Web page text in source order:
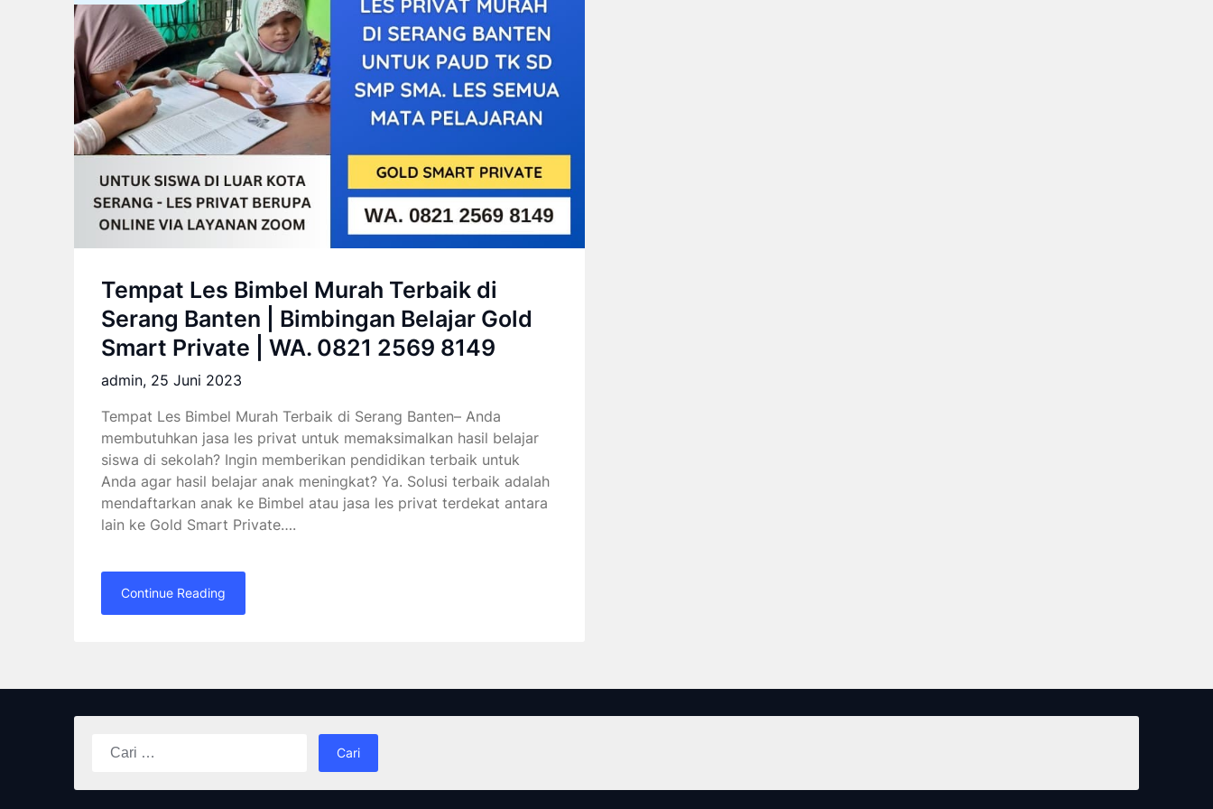
Tempat Les Bimbel Murah Terbaik di
Serang Banten | Bimbingan Belajar Gold
Smart Private | WA. 0821 2569 8149
admin, 25 Juni 2023
Tempat Les Bimbel Murah Terbaik di Serang Banten– Anda
membutuhkan jasa les privat untuk memaksimalkan hasil belajar
siswa di sekolah? Ingin memberikan pendidikan terbaik untuk
Anda agar hasil belajar anak meningkat? Ya. Solusi terbaik adalah
mendaftarkan anak ke Bimbel atau jasa les privat terdekat antara
lain ke Gold Smart Private….
Continue Reading
Cari